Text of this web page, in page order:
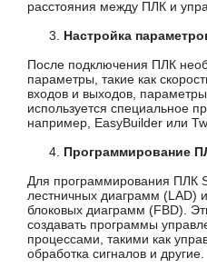
расстояния между ПЛК и
Настройка
После подключения ПЛК
параметры, такие как
входов и выходов,
используется специальное
например, EasyBuilder или
Программирование
Для программирования ПЛК
лестничных диаграмм (LAD)
блоковых диаграмм (FBD).
создавать программы
процессами, такими как
обработка сигналов и другие.